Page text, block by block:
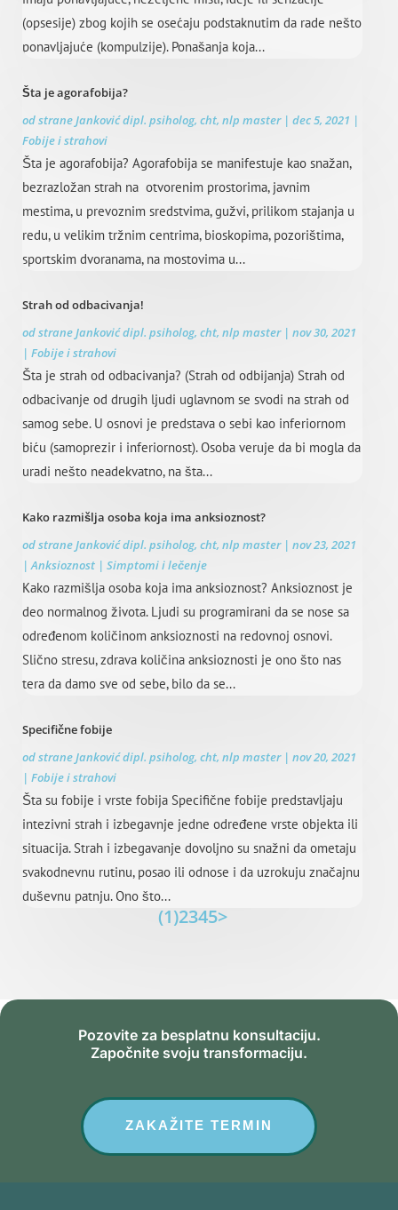
(opsesije) zbog kojih se osećaju podstaknutim da rade nešto
ponavljajuće (kompulzije). Ponašanja koja...
Šta je agorafobija?
od straneJanković dipl. psiholog, cht, nlp master| dec 5, 2021 |
Fobije i strahovi
Šta je agorafobija? Agorafobija se manifestuje kao snažan,
bezrazložan strah na otvorenim prostorima, javnim
mestima, u prevoznim sredstvima, gužvi, prilikom stajanja u
redu, u velikim tržnim centrima, bioskopima, pozorištima,
sportskim dvoranama, na mostovima u...
Strah od odbacivanja!
od straneJanković dipl. psiholog, cht, nlp master| nov 30, 2021
| Fobije i strahovi
Šta je strah od odbacivanja? (Strah od odbijanja) Strah od
odbacivanje od drugih ljudi uglavnom se svodi na strah od
samog sebe. U osnovi je predstava o sebi kao inferiornom
biću (samoprezir i inferiornost). Osoba veruje da bi mogla da
uradi nešto neadekvatno, na šta...
Kako razmišlja osoba koja ima anksioznost?
od straneJanković dipl. psiholog, cht, nlp master| nov 23, 2021
|Anksioznost | Simptomi i lečenje
Kako razmišlja osoba koja ima anksioznost? Anksioznost je
deo normalnog života. Ljudi su programirani da se nose sa
određenom količinom anksioznosti na redovnoj osnovi.
Slično stresu, zdrava količina anksioznosti je ono što nas
tera da damo sve od sebe, bilo da se...
Specifične fobije
od straneJanković dipl. psiholog, cht, nlp master| nov 20, 2021
| Fobije i strahovi
Šta su fobije i vrste fobija Specifične fobije predstavljaju
intezivni strah i izbegavnje jedne određene vrste objekta ili
situacija. Strah i izbegavanje dovoljno su snažni da ometaju
svakodnevnu rutinu, posao ili odnose i da uzrokuju značajnu
duševnu patnju. Ono što...
(1)2345>
Pozovite za besplatnu konsultaciju.
Započnite svoju transformaciju.
ZAKAŽITE TERMIN